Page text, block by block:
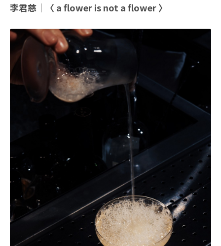
李君慈｜〈 a flower is not a flower 〉